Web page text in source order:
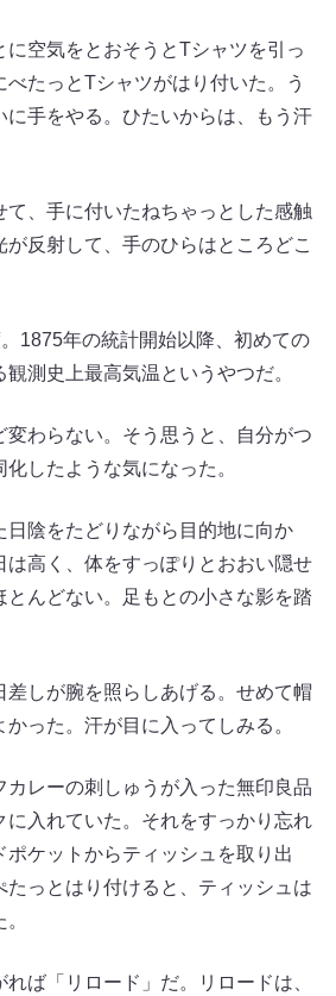
に空気をとおそうとTシャツを引っ
たっとTシャツがはり付いた。う
に手をやる。ひたいからは、もう汗
て、手に付いたねちゃっとした感触
が反射して、手のひらはところどこ
1875年の統計開始以降、初めての
測史上最高気温というやつだ。
変わらない。そう思うと、自分がつ
したような気になった。
日陰をたどりながら目的地に向か
は高く、体をすっぽりとおおい隠せ
とんどない。足もとの小さな影を踏
差しが腕を照らしあげる。せめて帽
った。汗が目に入ってしみる。
カレーの刺しゅうが入った無印良品
に入れていた。それをすっかり忘れ
ポケットからティッシュを取り出
たっとはり付けると、ティッシュは
ば「リロード」だ。リロードは、